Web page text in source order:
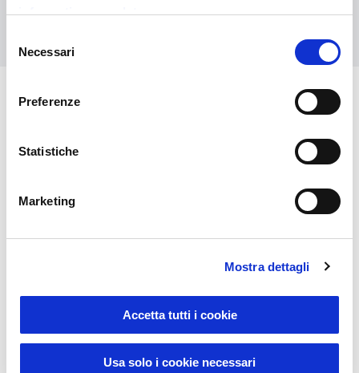
informativa completa
delNecessari
Preferenze
Statistiche
Marketing
Mostra dettagli
Accetta tutti i cookie
Usa solo i cookie necessari
Schnäppchen